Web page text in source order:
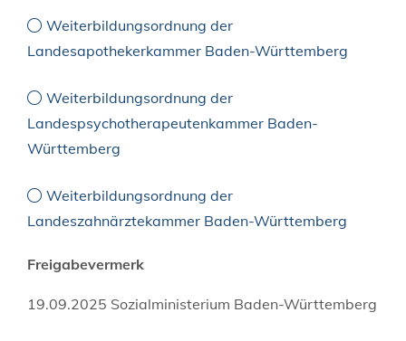
Weiterbildungsordnung der
Landesapothekerkammer Baden-Württemberg
Weiterbildungsordnung der
Landespsychotherapeutenkammer Baden-
Württemberg
Weiterbildungsordnung der
Landeszahnärztekammer Baden-Württemberg
Freigabevermerk
19.09.2025 Sozialministerium Baden-Württemberg